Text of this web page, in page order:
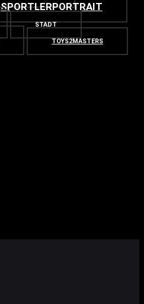
SPORTLERPORTRAIT
STADT
TOYS2MASTERS